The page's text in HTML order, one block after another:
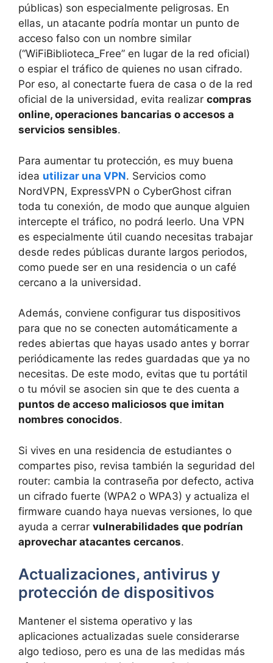
públicas) son especialmente peligrosas. En
ellas, un atacante podría montar un punto de
acceso falso con un nombre similar
(“WiFiBiblioteca_Free” en lugar de la red oficial)
o espiar el tráfico de quienes no usan cifrado.
Por eso, al conectarte fuera de casa o de la red
oficial de la universidad, evita realizar compras
online, operaciones bancarias o accesos a
servicios sensibles.
Para aumentar tu protección, es muy buena
idea utilizar una VPN. Servicios como
NordVPN, ExpressVPN o CyberGhost cifran
toda tu conexión, de modo que aunque alguien
intercepte el tráfico, no podrá leerlo. Una VPN
es especialmente útil cuando necesitas trabajar
desde redes públicas durante largos periodos,
como puede ser en una residencia o un café
cercano a la universidad.
Además, conviene configurar tus dispositivos
para que no se conecten automáticamente a
redes abiertas que hayas usado antes y borrar
periódicamente las redes guardadas que ya no
necesitas. De este modo, evitas que tu portátil
o tu móvil se asocien sin que te des cuenta a
puntos de acceso maliciosos que imitan
nombres conocidos.
Si vives en una residencia de estudiantes o
compartes piso, revisa también la seguridad del
router: cambia la contraseña por defecto, activa
un cifrado fuerte (WPA2 o WPA3) y actualiza el
firmware cuando haya nuevas versiones, lo que
ayuda a cerrar vulnerabilidades que podrían
aprovechar atacantes cercanos.
Actualizaciones, antivirus y
protección de dispositivos
Mantener el sistema operativo y las
aplicaciones actualizadas suele considerarse
algo tedioso, pero es una de las medidas más